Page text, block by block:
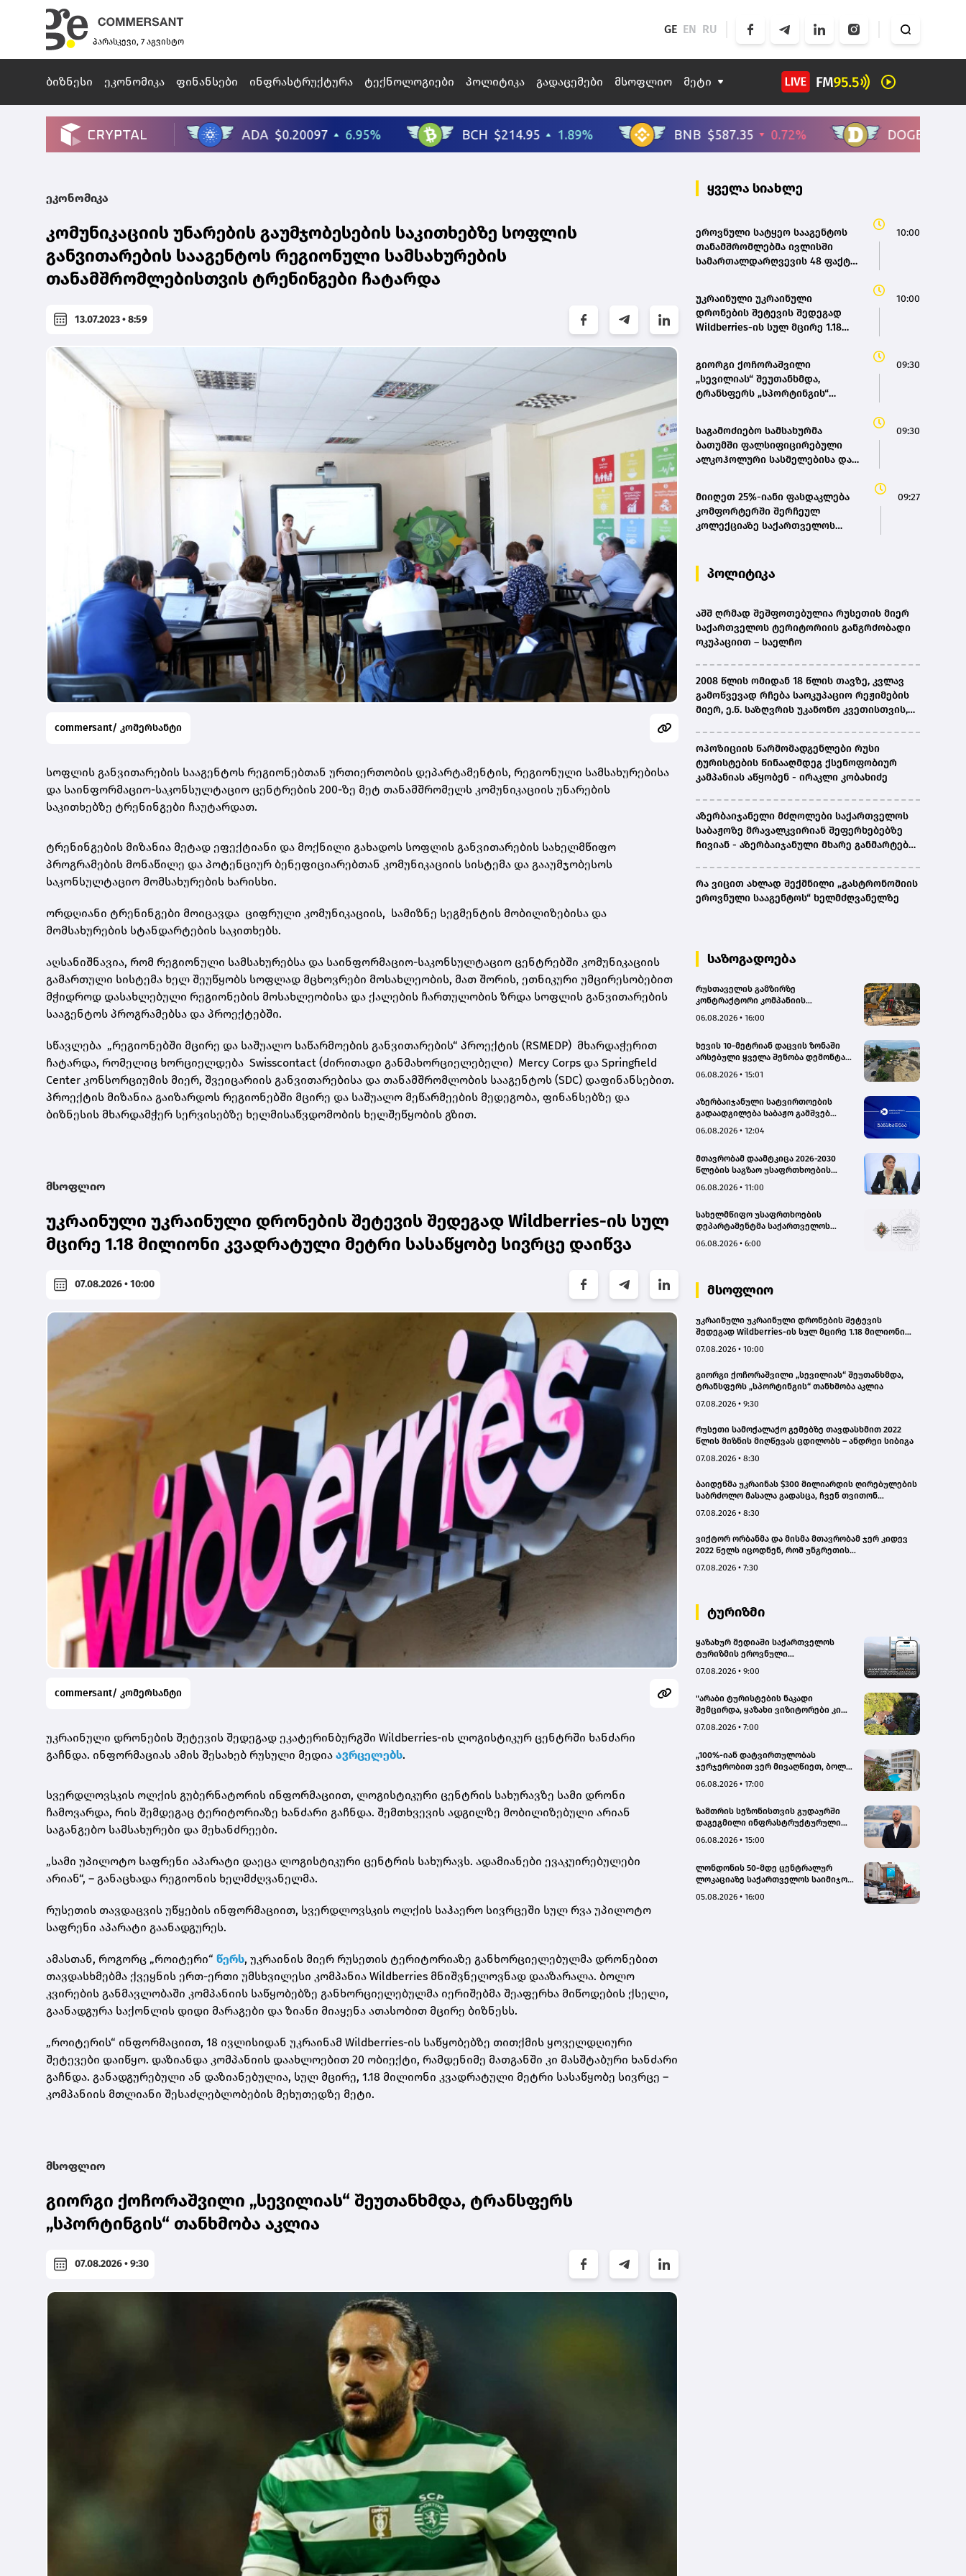
პარასკევი, 7 აგვისტო
GE EN RU
ბიზნესი ეკონომიკა ფინანსები ინფრასტრუქტურა ტექნოლოგიები პოლიტიკა გადაცემები მსოფლიო მეტი
ეკონომიკა
კომუნიკაციის უნარების გაუმჯობესების საკითხებზე სოფლის
განვითარების სააგენტოს რეგიონული სამსახურების
თანამშრომლებისთვის ტრენინგები ჩატარდა
13.07.2023 • 8:59
commersant/ კომერსანტი
სოფლის განვითარების სააგენტოს რეგიონებთან ურთიერთობის დეპარტამენტის, რეგიონული სამსახურებისა
და საინფორმაციო-საკონსულტაციო ცენტრების 200-ზე მეტ თანამშრომელს კომუნიკაციის უნარების
საკითხებზე ტრენინგები ჩაუტარდათ.
ტრენინგების მიზანია მეტად ეფექტიანი და მოქნილი გახადოს სოფლის განვითარების სახელმწიფო
პროგრამების მონაწილე და პოტენციურ ბენეფიციარებთან კომუნიკაციის სისტემა და გააუმჯობესოს
საკონსულტაციო მომსახურების ხარისხი.
ორდღიანი ტრენინგები მოიცავდა ციფრული კომუნიკაციის, სამიზნე სეგმენტის მობილიზებისა და
მომსახურების სტანდარტების საკითხებს.
აღსანიშნავია, რომ რეგიონული სამსახურებსა და საინფორმაციო-საკონსულტაციო ცენტრებში კომუნიკაციის
გამართული სისტემა ხელ შეუწყობს სოფლად მცხოვრები მოსახლეობის, მათ შორის, ეთნიკური უმცირესობებით
მჭიდროდ დასახლებული რეგიონების მოსახლეობისა და ქალების ჩართულობის ზრდა სოფლის განვითარების
სააგენტოს პროგრამებსა და პროექტებში.
სწავლება „რეგიონებში მცირე და საშუალო საწარმოების განვითარების“ პროექტის (RSMEDP) მხარდაჭერით
ჩატარდა, რომელიც ხორციელდება Swisscontact (ძირითადი განმახორციელებელი) Mercy Corps და Springfield
Center კონსორციუმის მიერ, შვეიცარიის განვითარებისა და თანამშრომლობის სააგენტოს (SDC) დაფინანსებით.
პროექტის მიზანია გაიზარდოს რეგიონებში მცირე და საშუალო მეწარმეების მედეგობა, ფინანსებზე და
ბიზნესის მხარდამჭერ სერვისებზე ხელმისაწვდომობის ხელშეწყობის გზით.
მსოფლიო
უკრაინული უკრაინული დრონების შეტევის შედეგად Wildberries-ის სულ
მცირე 1.18 მილიონი კვადრატული მეტრი სასაწყობე სივრცე დაიწვა
07.08.2026 • 10:00
commersant/ კომერსანტი
უკრაინული დრონების შეტევის შედეგად ეკატერინბურგში Wildberries-ის ლოგისტიკურ ცენტრში ხანძარი
გაჩნდა. ინფორმაციას ამის შესახებ რუსული მედია ავრცელებს.
სვერდლოვსკის ოლქის გუბერნატორის ინფორმაციით, ლოგისტიკური ცენტრის სახურავზე სამი დრონი
ჩამოვარდა, რის შემდეგაც ტერიტორიაზე ხანძარი გაჩნდა. შემთხვევის ადგილზე მობილიზებული არიან
საგანგებო სამსახურები და მეხანძრეები.
„სამი უპილოტო საფრენი აპარატი დაეცა ლოგისტიკური ცენტრის სახურავს. ადამიანები ევაკუირებულები
არიან“, – განაცხადა რეგიონის ხელმძღვანელმა.
რუსეთის თავდაცვის უწყების ინფორმაციით, სვერდლოვსკის ოლქის საჰაერო სივრცეში სულ რვა უპილოტო
საფრენი აპარატი გაანადგურეს.
ამასთან, როგორც „როიტერი“ წერს, უკრაინის მიერ რუსეთის ტერიტორიაზე განხორციელებულმა დრონებით
თავდასხმებმა ქვეყნის ერთ-ერთი უმსხვილესი კომპანია Wildberries მნიშვნელოვნად დააზარალა. ბოლო
კვირების განმავლობაში კომპანიის საწყობებზე განხორციელებულმა იერიშებმა შეაფერხა მიწოდების ქსელი,
გაანადგურა საქონლის დიდი მარაგები და ზიანი მიაყენა ათასობით მცირე ბიზნესს.
„როიტერის“ ინფორმაციით, 18 ივლისიდან უკრაინამ Wildberries-ის საწყობებზე თითქმის ყოველდღიური
შეტევები დაიწყო. დაზიანდა კომპანიის დაახლოებით 20 ობიექტი, რამდენიმე მათგანში კი მასშტაბური ხანძარი
გაჩნდა. განადგურებული ან დაზიანებულია, სულ მცირე, 1.18 მილიონი კვადრატული მეტრი სასაწყობე სივრცე –
კომპანიის მთლიანი შესაძლებლობების მეხუთედზე მეტი.
მსოფლიო
გიორგი ქოჩორაშვილი „სევილიას“ შეუთანხმდა, ტრანსფერს
„სპორტინგის“ თანხმობა აკლია
07.08.2026 • 9:30
ყველა სიახლე
ეროვნული სატყეო სააგენტოს
თანამშრომლებმა ივლისში
სამართალდარღვევის 48 ფაქტი
10:00
უკრაინული უკრაინული
დრონების შეტევის შედეგად
Wildberries-ის სულ მცირე 1.18
10:00
გიორგი ქოჩორაშვილი
„სევილიას“ შეუთანხმდა,
ტრანსფერს „სპორტინგის“
09:30
საგამოძიებო სამსახურმა
ბათუმში ფალსიფიცირებული
ალკოჰოლური სასმელებისა და
სამი პირი დააკავა
09:30
მიიღეთ 25%-იანი ფასდაკლება
კომფორტერში შერჩეულ
კოლექციაზე საქართველოს
09:27
პოლიტიკა
აშშ ღრმად შეშფოთებულია რუსეთის მიერ
საქართველოს ტერიტორიის განგრძობადი
ოკუპაციით – საელჩო
2008 წლის ომიდან 18 წლის თავზე, კვლავ
გამოწვევად რჩება საოკუპაციო რეჟიმების
მიერ, ე.წ. საზღვრის უკანონო კვეთისთვის,
ენაზე განათლების ხელმისაწვდომობა-
სახალხო დამცველი
ოპოზიციის წარმომადგენლები რუსი
ტურისტების წინააღმდეგ ქსენოფობიურ
კამპანიას აწყობენ - ირაკლი კობახიძე
აზერბაიჯანელი მძღოლები საქართველოს
საბაჟოზე მრავალკვირიან შეფერხებებზე
ჩივიან - აზერბაიჯანული მხარე განმარტებას
რა ვიცით ახლად შექმნილი „გასტრონომიის
ეროვნული სააგენტოს“ ხელმძღვანელზე
საზოგადოება
რუსთაველის გამზირზე
კონტრაქტორი კომპანიის
ახლოს იმოძრავა, რამაც ნიადაგის
გამოიწვია, გადაბრუნდა
ავტომანქანა - თვითმცლელში
იმყოფებოდა მცირეწლოვანი ბავშვი
06.08.2026 • 16:00
ხევის 10-მეტრიან დაცვის ზონაში
არსებული ყველა შენობა დემონტაჟს
06.08.2026 • 15:01
აზერბაიჯანული სატვირთოების
გადაადგილება საბაჟო გამშვებ
მიმდინარეობს- შემოსავლების
06.08.2026 • 12:04
მთავრობამ დაამტკიცა 2026-2030
წლების საგზაო უსაფრთხოების
სამოქმედო გეგმა – თამარ
06.08.2026 • 11:00
სახელმწიფო უსაფრთხოების
დეპარტამენტმა საქართველოს
საზიანოდ საბოტაჟის მუხლით
06.08.2026 • 6:00
მსოფლიო
უკრაინული უკრაინული დრონების შეტევის
შედეგად Wildberries-ის სულ მცირე 1.18 მილიონი
07.08.2026 • 10:00
გიორგი ქოჩორაშვილი „სევილიას“ შეუთანხმდა,
ტრანსფერს „სპორტინგის“ თანხმობა აკლია
07.08.2026 • 9:30
რუსეთი სამოქალაქო გემებზე თავდასხმით 2022
წლის მიზნის მიღწევას ცდილობს – ანდრეი სიბიგა
07.08.2026 • 8:30
ბაიდენმა უკრაინას $300 მილიარდის ღირებულების
საბრძოლო მასალა გადასცა, ჩვენ თვითონ
07.08.2026 • 8:30
ვიქტორ ორბანმა და მისმა მთავრობამ ჯერ კიდევ
2022 წელს იცოდნენ, რომ უნგრეთის
გააკეთეს - პეტერ მადიარი
07.08.2026 • 7:30
ტურიზმი
ყაზახურ მედიაში საქართველოს
ტურიზმის ეროვნული
კამპანიის ფარგლებში სტატიები
07.08.2026 • 9:00
"არაბი ტურისტების ნაკადი
შემცირდა, ყაზახი ვიზიტორები კი
Hotel
07.08.2026 • 7:00
„100%-იან დატვირთულობას
ჯერჯერობით ვერ მივაღწიეთ, ბოლო
გაუქმდა“ - Kobuleti Beach Club
06.08.2026 • 17:00
ზამთრის სეზონისთვის გუდაურში
დაგეგმილი ინფრასტრუქტურული
გუდაურის ტურისტული
დარსალია
06.08.2026 • 15:00
ლონდონის 50-მდე ცენტრალურ
ლოკაციაზე საქართველოს საიმიჯო
05.08.2026 • 16:00